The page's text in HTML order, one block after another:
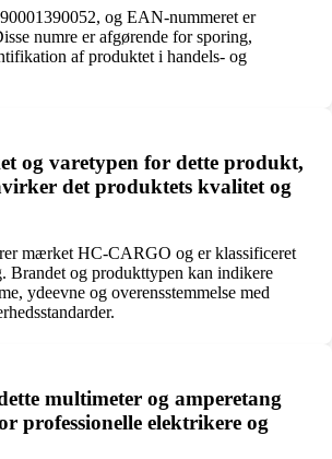
og EAN-nummeret er
numre er afgørende for sporing,
af produktet i handels- og
og varetypen for dette produkt,
det produktets kvalitet og
mærket HC-CARGO og er klassificeret
Brandet og produkttypen kan indikere
ydeevne og overensstemmelse med
multimeter og amperetang
professionelle elektrikere og